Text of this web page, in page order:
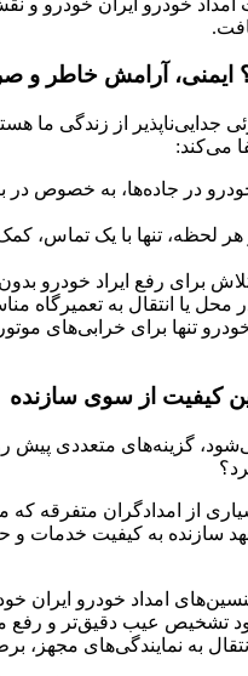
خودرو ایران خودرو و
ایمنی، آرامش خاطر و
جدایی‌ناپذیر از زندگی
می‌کند:
در جاده‌ها، به خصوص در
هر لحظه، تنها با یک
برای رفع ایراد خودرو
یا انتقال به تعمیرگاه
خودرو تنها برای خرابی‌های
کیفیت از سوی سازنده
گزینه‌های متعددی پیش
از امدادگران متفرقه
سازنده به کیفیت خدمات و
امداد خودرو ایران
عیب دقیق‌تر و رفع
به نمایندگی‌های مجهز،